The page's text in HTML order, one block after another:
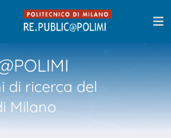
di ricerca del
Milano